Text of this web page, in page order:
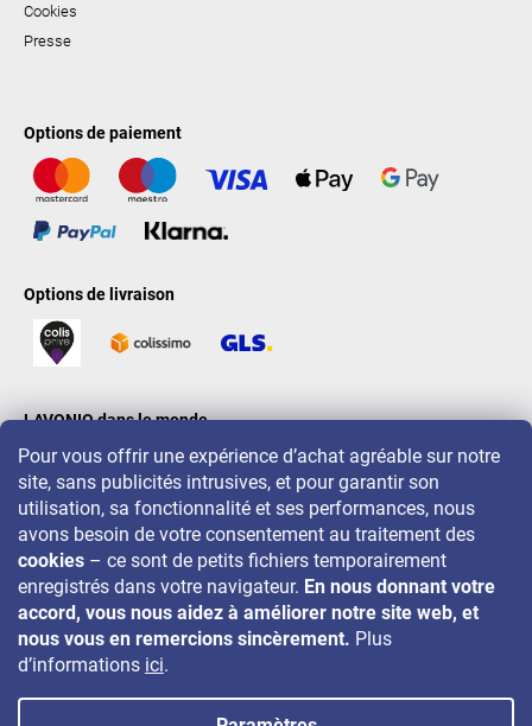
Pour vous offrir une expérience d’achat agréable sur notre
site, sans publicités intrusives, et pour garantir son
utilisation, sa fonctionnalité et ses performances, nous
avons besoin de votre consentement au traitement des
cookies – ce sont de petits fichiers temporairement
enregistrés dans votre navigateur. En nous donnant votre
accord, vous nous aidez à améliorer notre site web, et
nous vous en remercions sincèrement. Plus
d’informations ici.
Cookies
Presse
Options de paiement
Options de livraison
LAVONIO dans le monde
Pour des promotions, concours et réductions, suivez-nous sur: